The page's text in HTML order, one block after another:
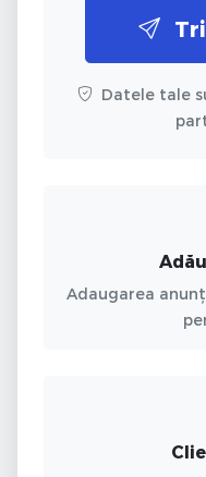
Datele tale
Adaugarea